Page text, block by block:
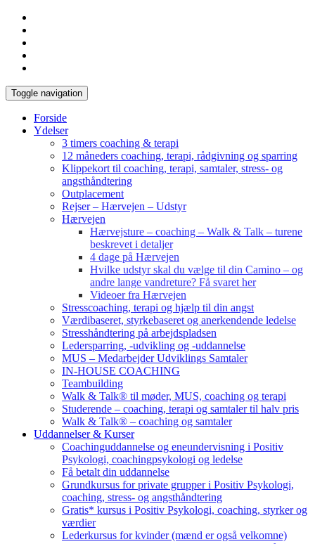
Toggle navigation
Forside
Ydelser
3 timers coaching & terapi
12 måneders coaching, terapi, rådgivning og sparring
Klippekort til coaching, terapi, samtaler, stress- og
angsthåndtering
Outplacement
Rejser – Hærvejen – Udstyr
Hærvejen
Hærvejsture – coaching – Walk & Talk – turene
beskrevet i detaljer
4 dage på Hærvejen
Hvilke udstyr skal du vælge til din Camino – og
andre lange vandreture? Få svaret her
Videoer fra Hærvejen
Stresscoaching, terapi og hjælp til din angst
Værdibaseret, styrkebaseret og anerkendende ledelse
Stresshåndtering på arbejdspladsen
Ledersparring, -udvikling og -uddannelse
MUS – Medarbejder Udviklings Samtaler
IN-HOUSE COACHING
Teambuilding
Walk & Talk® til møder, MUS, coaching og terapi
Studerende – coaching, terapi og samtaler til halv pris
Walk & Talk® – coaching og samtaler
Uddannelser & Kurser
Coachinguddannelse og eneundervisning i Positiv
Psykologi, coachingpsykologi og ledelse
Få betalt din uddannelse
Grundkursus for private grupper i Positiv Psykologi,
coaching, stress- og angsthåndtering
Gratis* kursus i Positiv Psykologi, coaching, styrker og
værdier
Lederkursus for kvinder (mænd er også velkomne)